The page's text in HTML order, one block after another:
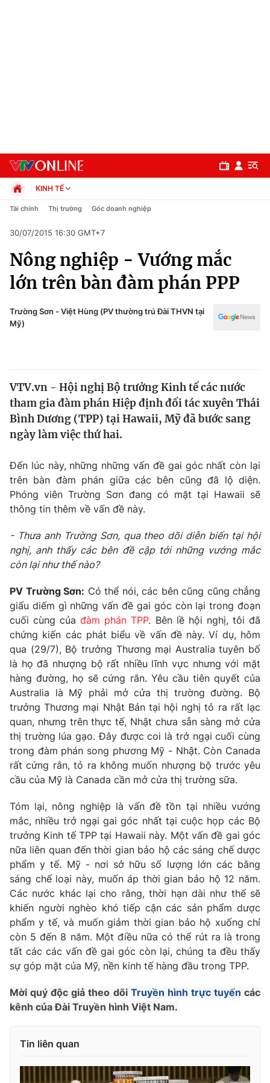
Chuyên mục
Chính trị
Xã hội
Thế giới
Tin tức
Thế giới đó đây
Câu chuyện quốc tế
Tài chính
Thị trường
Dữ liệu và đời sống
Phim VTV
Hậu trường
Nhân vật
Khán giả
Giải sao mai
Giải trí
Âm nhạc
Sao
Đời sống
Du lịch
Làm đẹp
Chất lượng cuộc sống
Giáo dục
Tuyển sinh
Học trực tuyến
Công nghệ
Hitech Công nghệ tương lai
Sản phẩm
Thị trường
Tư vấn
Giao lưu trực tuyến
Lịch phát sóng
Chuyên mục khác
Photo Infographic
Video Shorts video
VTV Money VTV Thể thao
VTV Sức khoẻ Bất động sản
Thị trường 24h Tấm lòng Việt
VTV4 Vươn mình bằng AI
VTV9
Liên hệ tòa soạn English
KINH TẾ
Chính trị
Pháp luật
Kinh tế
Thể thao
Truyền hình
Y tế
Tài chính Thị trường Góc doanh nghiệp
30/07/2015 16:30 GMT+7
Nông nghiệp - Vướng mắc
lớn trên bàn đàm phán PPP
Trường Sơn - Việt Hùng (PV thường trú Đài THVN tại
Mỹ)
VTV.vn - Hội nghị Bộ trưởng Kinh tế các nước
tham gia đàm phán Hiệp định đối tác xuyên Thái
Bình Dương (TPP) tại Hawaii, Mỹ đã bước sang
ngày làm việc thứ hai.
Đến lúc này, những những vấn đề gai góc nhất còn lại
trên bàn đàm phán giữa các bên cũng đã lộ diện.
Phóng viên Trường Sơn đang có mặt tại Hawaii sẽ
thông tin thêm về vấn đề này.
- Thưa anh Trường Sơn, qua theo dõi diễn biến tại hội
nghị, anh thấy các bên đề cập tới những vướng mắc
còn lại như thế nào?
PV Trường Sơn: Có thể nói, các bên cũng cũng chẳng
giấu diếm gì những vấn đề gai góc còn lại trong đoạn
cuối cùng củađàm phán TPP. Bên lề hội nghị, tôi đã
chứng kiến các phát biểu về vấn đề này. Ví dụ, hôm
qua (29/7), Bộ trưởng Thương mại Australia tuyên bố
là họ đã nhượng bộ rất nhiều lĩnh vực nhưng với mặt
hàng đường, họ sẽ cứng rắn. Yêu cầu tiên quyết của
Australia là Mỹ phải mở cửa thị trường đường. Bộ
trưởng Thương mại Nhật Bản tại hội nghị tỏ ra rất lạc
quan, nhưng trên thực tế, Nhật chưa sẵn sàng mở cửa
thị trường lúa gạo. Đây được coi là trở ngại cuối cùng
trong đàm phán song phương Mỹ - Nhật. Còn Canada
rất cứng rắn, tỏ ra không muốn nhượng bộ trước yêu
cầu của Mỹ là Canada cần mở cửa thị trường sữa.
Tóm lại, nông nghiệp là vấn đề tồn tại nhiều vướng
mắc, nhiều trở ngại gai góc nhất tại cuộc họp các Bộ
trưởng Kinh tế TPP tại Hawaii này. Một vấn đề gai góc
nữa liên quan đến thời gian bảo hộ các sáng chế dược
phẩm y tế. Mỹ - nơi sở hữu số lượng lớn các bằng
sáng chế loại này, muốn áp thời gian bảo hộ 12 năm.
Các nước khác lại cho rằng, thời hạn dài như thế sẽ
khiến người nghèo khó tiếp cận các sản phẩm dược
phẩm y tế, và muốn giảm thời gian bảo hộ xuống chỉ
còn 5 đến 8 năm. Một điều nữa có thể rút ra là trong
tất các các vấn đề gai góc còn lại, chúng ta đều thấy
sự góp mặt của Mỹ, nền kinh tế hàng đầu trong TPP.
Mời quý độc giả theo dõi Truyền hình trực tuyến các
kênh của Đài Truyền hình Việt Nam.
Tin liên quan